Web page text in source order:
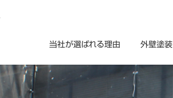
当社が選ばれる理由 外壁塗装